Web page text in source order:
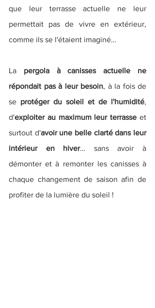
que leur terrasse actuelle ne leur
permettait pas de vivre en extérieur,
comme ils se l'étaient imaginé…
La pergola à canisses actuelle ne
répondait pas à leur besoin, à la fois de
se protéger du soleil et de l'humidité,
d'exploiter au maximum leur terrasse et
surtout d'avoir une belle clarté dans leur
intérieur en hiver… sans avoir à
démonter et à remonter les canisses à
chaque changement de saison afin de
profiter de la lumière du soleil !